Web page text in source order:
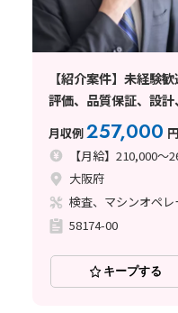
【紹介案件】未経験
評価、品質保証、設
月収例257,000 円
【月給】210,000～
大阪府
58174-00
キープする